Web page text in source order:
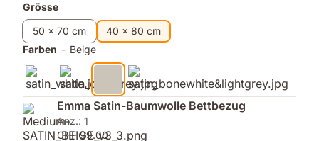
Luxus
den
Haaren
Zusatzprodukte
Grösse
50 x 70 cm
40 x 80 cm
Farben - Beige
Emma Satin-Baumwolle Bettbezug
Anz.: 1
CHF 99.00